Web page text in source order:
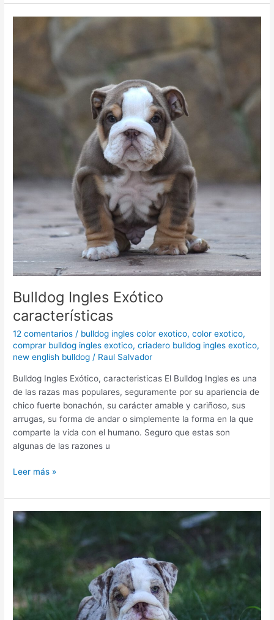
Bulldog Ingles Exótico
características
12 comentarios / bulldog ingles color exotico,color exotico,
comprar bulldog ingles exotico,criadero bulldog ingles exotico,
new english bulldog / Raul Salvador
Bulldog Ingles Exótico, caracteristicas El Bulldog Ingles es una
de las razas mas populares, seguramente por su apariencia de
chico fuerte bonachón, su carácter amable y cariñoso, sus
arrugas, su forma de andar o simplemente la forma en la que
comparte la vida con el humano. Seguro que estas son
algunas de las razones u
características
Leer más »
Características
Bulldog
Ingles